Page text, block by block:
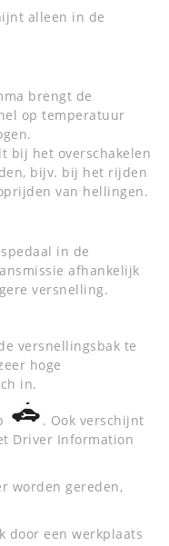
alleen in de
brengt de
op temperatuur
bij het overschakelen
bijv. bij het rijden
van hellingen.
in de
afhankelijk
versnelling.
versnellingsbak te
hoge
in.
. Ook verschijnt
Driver Information
worden gereden,
door een werkplaats